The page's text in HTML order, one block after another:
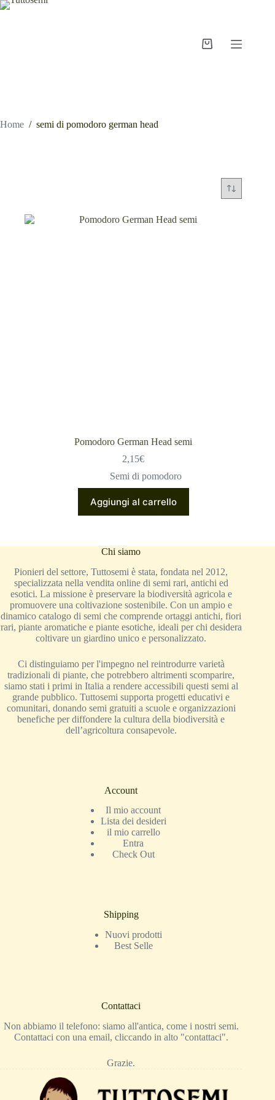
Salta
Carrello
Home / semi di pomodoro german head
Pomodoro German Head semi
2,15€
Semi di pomodoro
Aggiungi al carrello
Chi siamo
Pionieri del settore, Tuttosemi è stata, fondata nel 2012,
specializzata nella vendita online di semi rari, antichi ed
esotici. La missione è preservare la biodiversità agricola e
promuovere una coltivazione sostenibile. Con un ampio e
dinamico catalogo di semi che comprende ortaggi antichi, fiori
rari, piante aromatiche e piante esotiche, ideali per chi desidera
coltivare un giardino unico e personalizzato.
Ci distinguiamo per l'impegno nel reintrodurre varietà
tradizionali di piante, che potrebbero altrimenti scomparire,
siamo stati i primi in Italia a rendere accessibili questi semi al
grande pubblico. Tuttosemi supporta progetti educativi e
comunitari, donando semi gratuiti a scuole e organizzazioni
benefiche per diffondere la cultura della biodiversità e
dell’agricoltura consapevole.
Account
Il mio account
Lista dei desideri
il mio carrello
Entra
Check Out
Shipping
Nuovi prodotti
Best Selle
Contattaci
Non abbiamo il telefono: siamo all'antica, come i nostri semi.
Contattaci con una email, cliccando in alto "contattaci".
Grazie.